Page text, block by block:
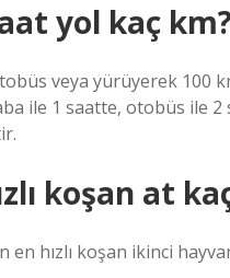
yol kaç
veya yürüyerek 100
ile 1 saatte, otobüs ile
koşan at
en hızlı koşan ikinci